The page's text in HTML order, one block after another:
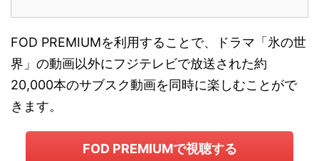
FOD PREMIUMを利用することで、ドラマ「氷の世
界」の動画以外にフジテレビで放送された約
20,000本のサブスク動画を同時に楽しむことがで
きます。
FOD PREMIUMで視聴する